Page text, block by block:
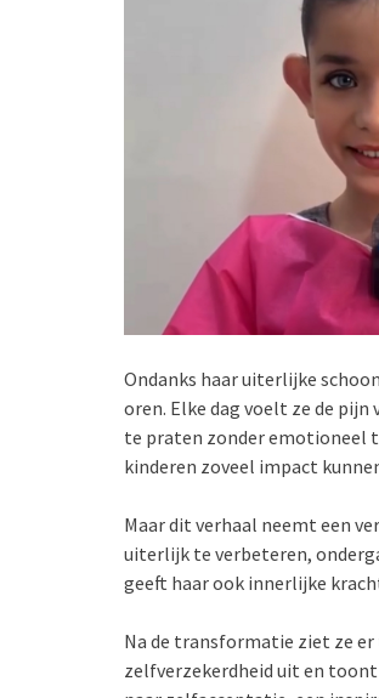
Ondanks haar uiterlijke
oren. Elke dag voelt ze de
te praten zonder emotioneel
kinderen zoveel impact
Maar dit verhaal neemt een
uiterlijk te verbeteren,
geeft haar ook innerlijke
Na de transformatie ziet ze
zelfverzekerdheid uit en toont